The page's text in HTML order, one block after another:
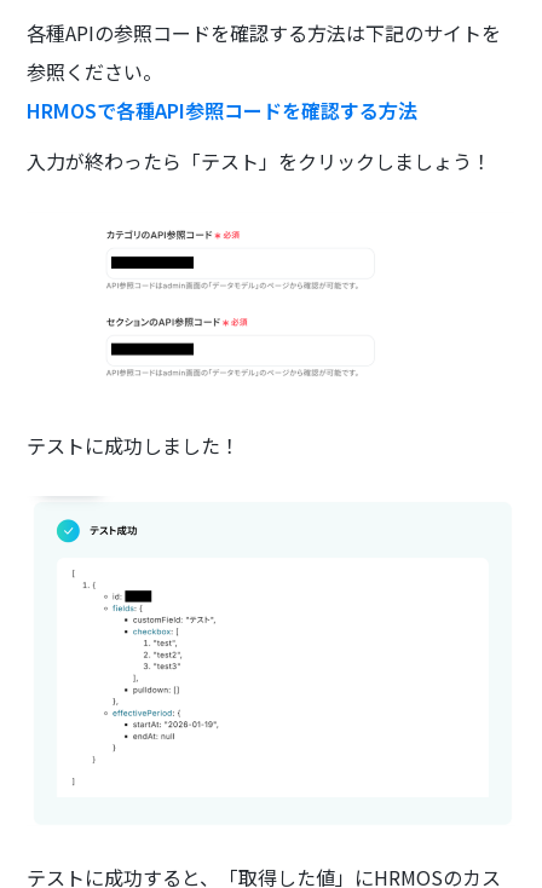
各種APIの参照コードを確認する方法は下記のサイトを
参照ください。
HRMOSで各種API参照コードを確認する方法
入力が終わったら「テスト」をクリックしましょう！
テストに成功しました！
テストに成功すると、「取得した値」にHRMOSのカス